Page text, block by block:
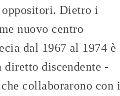
Dietro i
nuovo centro
dal 1967 al 1974 è
diretto discendente -
collaborarono con i